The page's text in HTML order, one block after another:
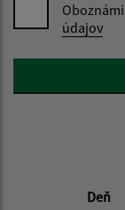
údajov
Google reCaptcha
Deň